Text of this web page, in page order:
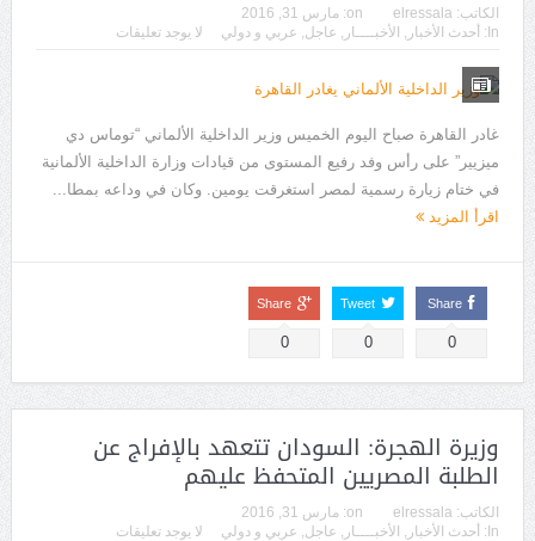
الكاتب: elressala
on: مارس 31, 2016
In:
أحدث الأخبار الأخبــــار عاجل عربي و دولي لا يوجد تعليقات
غادر القاهرة صباح اليوم الخميس وزير الداخلية الألماني “توماس دي
ميزيير” على رأس وفد رفيع المستوى من قيادات وزارة الداخلية الألمانية
في ختام زيارة رسمية لمصر استغرقت يومين. وكان في وداعه بمطا...
اقرأ المزيد
Share
0
Tweet
0
Share
0
وزيرة الهجرة: السودان تتعهد بالإفراج عن
الطلبة المصريين المتحفظ عليهم
الكاتب: elressala
on: مارس 31, 2016
In:
أحدث الأخبار الأخبــــار عاجل عربي و دولي لا يوجد تعليقات